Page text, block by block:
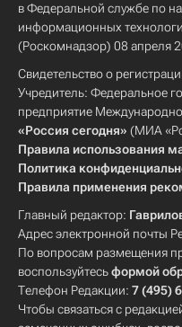
в Федеральной службе по
информационных
(Роскомнадзор) 08 апреля
Свидетельство о
Учредитель: Федеральное
предприятие
«Россия сегодня» (МИА
Правила использования
Политика
Правила применения
Главный редактор:
Адрес электронной почты
По вопросам размещения
воспользуйтесьформой
Телефон Редакции: 7 (495)
Чтобы связаться с